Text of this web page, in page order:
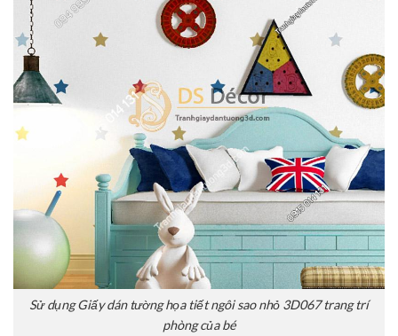
Sử dụng Giấy dán tường họa tiết ngôi sao nhỏ 3D067 trang trí
phòng của bé